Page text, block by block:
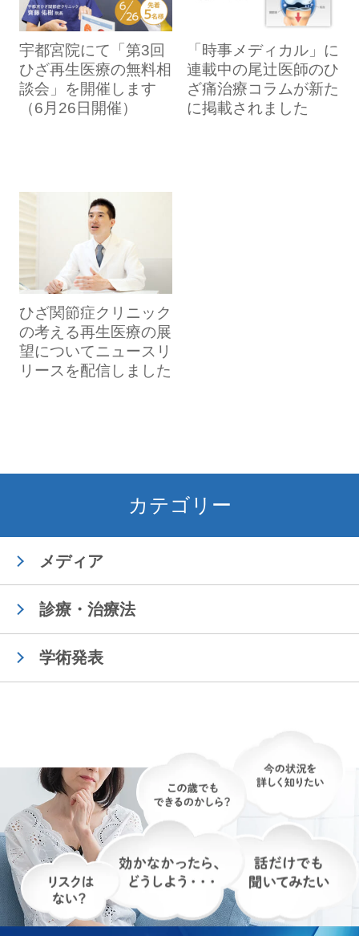
宇都宮院にて「第3回
ひざ再生医療の無料相
談会」を開催します
（6月26日開催）
「時事メディカル」に
連載中の尾辻医師のひ
ざ痛治療コラムが新た
に掲載されました
ひざ関節症クリニック
の考える再生医療の展
望についてニュースリ
リースを配信しました
カテゴリー
メディア
診療・治療法
学術発表